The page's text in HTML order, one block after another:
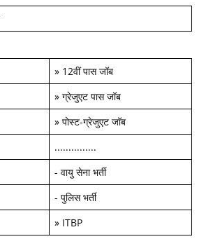
» 12वीं पास जॉब
» ग्रेजुएट पास जॉब
» पोस्ट-ग्रेजुएट जॉब
...............
- वायु सेना भर्ती
- पुलिस भर्ती
» ITBP